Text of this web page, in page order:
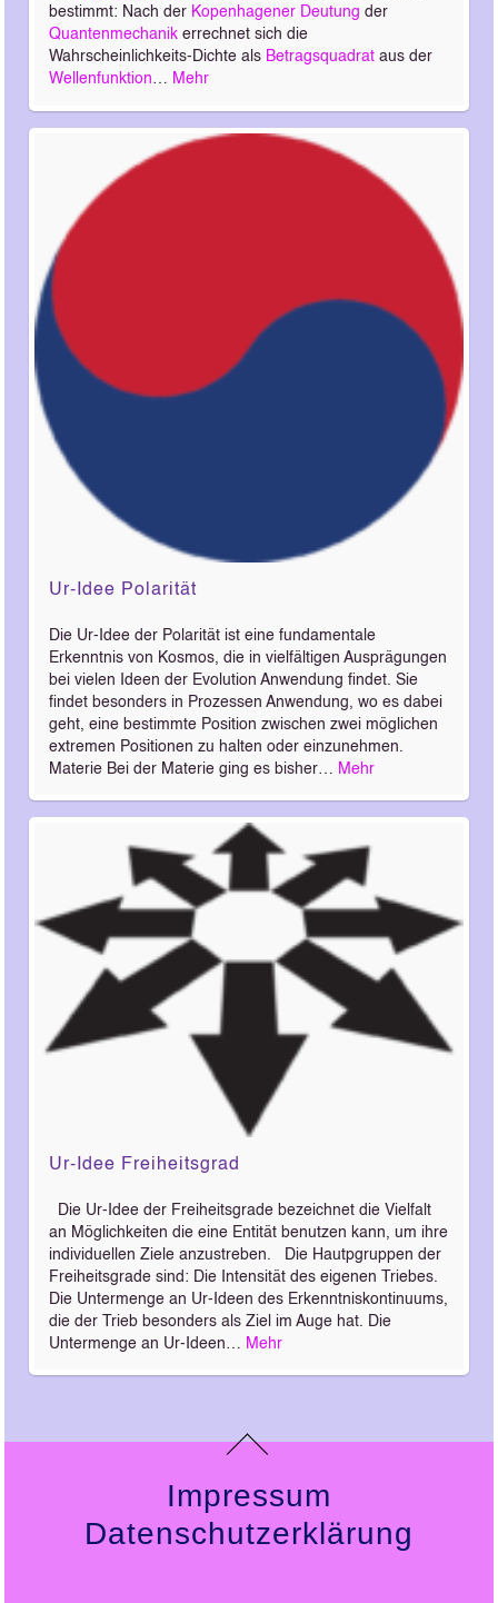
bestimmt: Nach der Kopenhagener Deutung der
Quantenmechanik errechnet sich die
Wahrscheinlichkeits-Dichte als Betragsquadrat aus der
Wellenfunktion… Mehr
Ur-Idee Polarität
Die Ur-Idee der Polarität ist eine fundamentale
Erkenntnis von Kosmos, die in vielfältigen Ausprägungen
bei vielen Ideen der Evolution Anwendung findet. Sie
findet besonders in Prozessen Anwendung, wo es dabei
geht, eine bestimmte Position zwischen zwei möglichen
extremen Positionen zu halten oder einzunehmen.
Materie Bei der Materie ging es bisher… Mehr
Ur-Idee Freiheitsgrad
Die Ur-Idee der Freiheitsgrade bezeichnet die Vielfalt
an Möglichkeiten die eine Entität benutzen kann, um ihre
individuellen Ziele anzustreben. Die Hautpgruppen der
Freiheitsgrade sind: Die Intensität des eigenen Triebes.
Die Untermenge an Ur-Ideen des Erkenntniskontinuums,
die der Trieb besonders als Ziel im Auge hat. Die
Untermenge an Ur-Ideen… Mehr
Impressum
Datenschutzerklärung